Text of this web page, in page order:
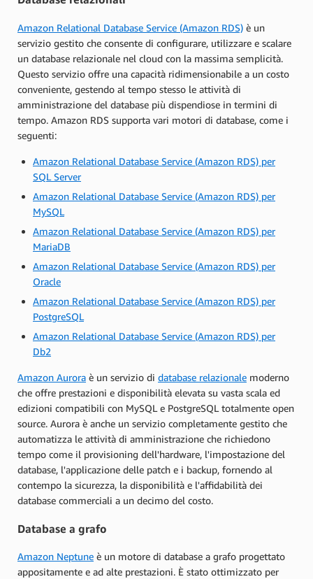
Amazon Relational Database Service (Amazon RDS) è un
servizio gestito che consente di configurare, utilizzare e scalare
un database relazionale nel cloud con la massima semplicità.
Questo servizio offre una capacità ridimensionabile a un costo
conveniente, gestendo al tempo stesso le attività di
amministrazione del database più dispendiose in termini di
tempo. Amazon RDS supporta vari motori di database, come i
seguenti:
Amazon Relational Database Service (Amazon RDS) per
SQL Server
Amazon Relational Database Service (Amazon RDS) per
MySQL
Amazon Relational Database Service (Amazon RDS) per
MariaDB
Amazon Relational Database Service (Amazon RDS) per
Oracle
Amazon Relational Database Service (Amazon RDS) per
PostgreSQL
Amazon Relational Database Service (Amazon RDS) per
Db2
Amazon Aurora è un servizio di database relazionale moderno
che offre prestazioni e disponibilità elevata su vasta scala ed
edizioni compatibili con MySQL e PostgreSQL totalmente open
source. Aurora è anche un servizio completamente gestito che
automatizza le attività di amministrazione che richiedono
tempo come il provisioning dell'hardware, l'impostazione del
database, l'applicazione delle patch e i backup, fornendo al
contempo la sicurezza, la disponibilità e l'affidabilità dei
database commerciali a un decimo del costo.
Database a grafo
Amazon Neptune è un motore di database a grafo progettato
appositamente e ad alte prestazioni. È stato ottimizzato per